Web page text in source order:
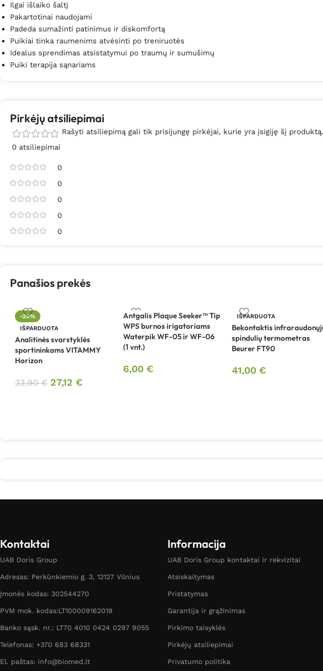
Ilgai išlaiko šaltį
Pakartotinai naudojami
Padeda sumažinti patinimus ir diskomfortą
Puikiai tinka raumenims atvėsinti po treniruotės
Idealus sprendimas atsistatymui po traumų ir sumušimų
Puiki terapija sąnariams
Pirkėjų atsiliepimai
0 atsiliepimai
0
0
0
0
0
Rašyti atsiliepimą gali tik prisijungę pirkėjai, kurie yra įsigiję šį produktą.
Panašios prekės
-20%
IŠPARDUOTA
Analitinės svarstyklės
sportininkams VITAMMY
Horizon
33,90€ 27,12 €
Antgalis Plaque Seeker™ Tip
WPS burnos irigatoriams
Waterpik WF-05 ir WF-06
(1 vnt.)
6,00€
IŠPARDUOTA
Bekontaktis
spindulių termometras
Beurer FT90
41,00 €
Kontaktai
UAB Doris Group
Adresas: Perkūnkiemio g. 3, 12127 Vilnius
Įmonės kodas: 302544270
PVM mok. kodas:LT100009162019
Banko sąsk. nr.: LT70 4010 0424 0297 9055
Telefonas: +370 683 68331
El. paštas: info@biomed.lt
Informacija
UAB Doris Group kontaktai ir rekvizitai
Atsiskaitymas
Pristatymas
Garantija ir grąžinimas
Pirkimo taisyklės
Pirkėjų atsiliepimai
Privatumo politika